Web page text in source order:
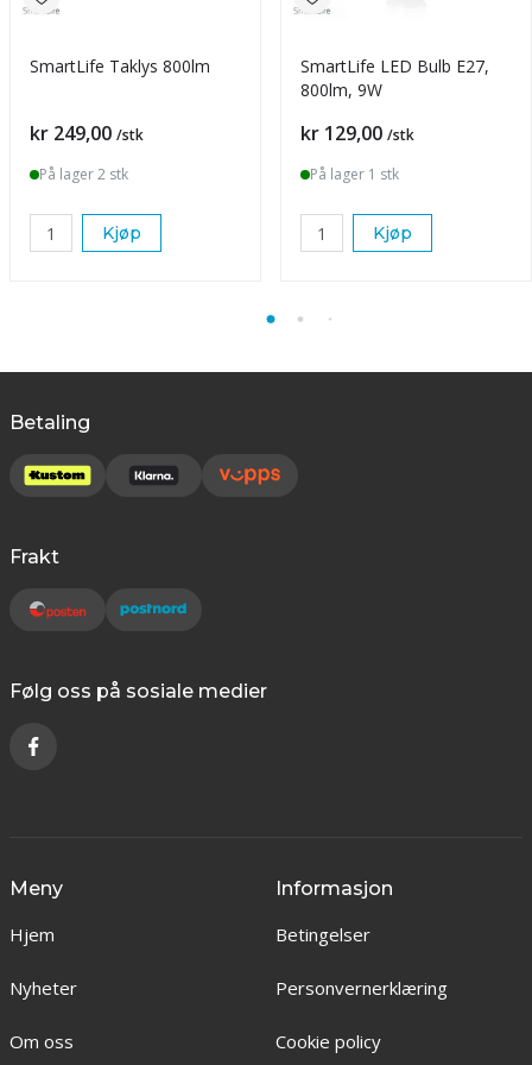
SmartLife Taklys 800lm
Pris
kr 249,00 /stk
På lager 2 stk
Kjøp
SmartLife LED Bulb E27,
800lm, 9W
Pris
kr 129,00 /stk
På lager 1 stk
Kjøp
Betaling
Frakt
Følg oss på sosiale medier
Meny
Hjem
Nyheter
Om oss
Informasjon
Betingelser
Personvernerklæring
Cookie policy